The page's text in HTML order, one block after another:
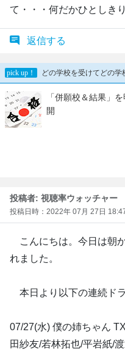
て・・・何だかひとしき
返信する
投稿者: 視聴率ウォッチャー
投稿日時：2022年 07月 27日
こんにちは。今日は朝
れました。
本日より以下の連続ド
07/27(水) 僕の姉ちゃん
田紗友/若林拓也/平岩紙/